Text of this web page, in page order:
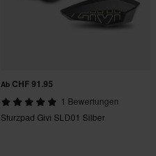
Ab CHF 91.95
1 Bewertungen
Sturzpad Givi SLD01 Silber